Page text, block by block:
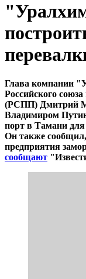
Глава компании
Российского
(РСПП) Дмитрий
Владимиром
порт в Тамани для
Он также
предприятия
сообщают